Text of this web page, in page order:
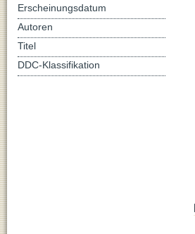
Erscheinungsdatum
Autoren
Titel
DDC-Klassifikation